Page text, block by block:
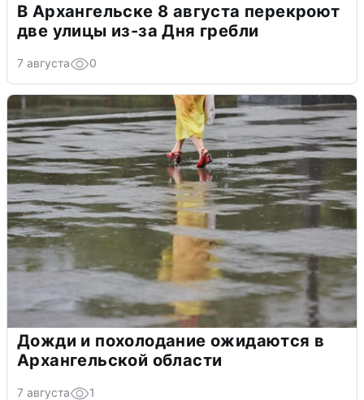
В Архангельске 8 августа перекроют
две улицы из-за Дня гребли
7 августа 0
Дожди и похолодание ожидаются в
Архангельской области
7 августа 1